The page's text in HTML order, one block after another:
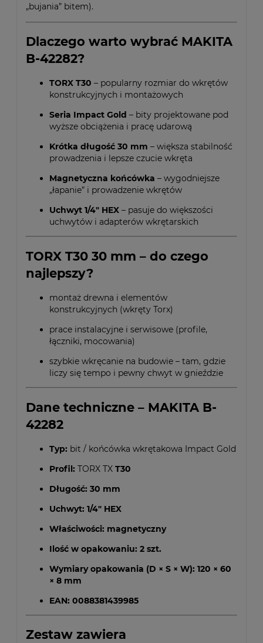
„bujania” bitem).
Dlaczego warto wybrać MAKITA
B-42282?
TORX T30 – popularny rozmiar do wkrętów
konstrukcyjnych i montażowych
Seria Impact Gold – bity projektowane pod
wyższe obciążenia i pracę udarową
Krótka długość 30 mm – większa stabilność
prowadzenia i lepsze czucie wkręta
Magnetyczna końcówka – wygodniejsze
„łapanie” i prowadzenie wkrętów
Uchwyt 1/4" HEX – pasuje do większości
uchwytów i adapterów wkrętarskich
TORX T30 30 mm – do czego
najlepszy?
montaż drewna i elementów
konstrukcyjnych (wkręty Torx)
prace instalacyjne i serwisowe (profile,
łączniki, mocowania)
szybkie wkręcanie na budowie – tam, gdzie
liczy się tempo i pewny chwyt w gnieździe
Dane techniczne – MAKITA B-
42282
Typ: bit / końcówka wkrętakowa Impact Gold
Profil: TORX TX T30
Długość: 30 mm
Uchwyt: 1/4" HEX
Właściwości: magnetyczny
Ilość w opakowaniu: 2 szt.
Wymiary opakowania (D × S × W): 120 × 60
× 8 mm
EAN: 0088381439985
Zestaw zawiera